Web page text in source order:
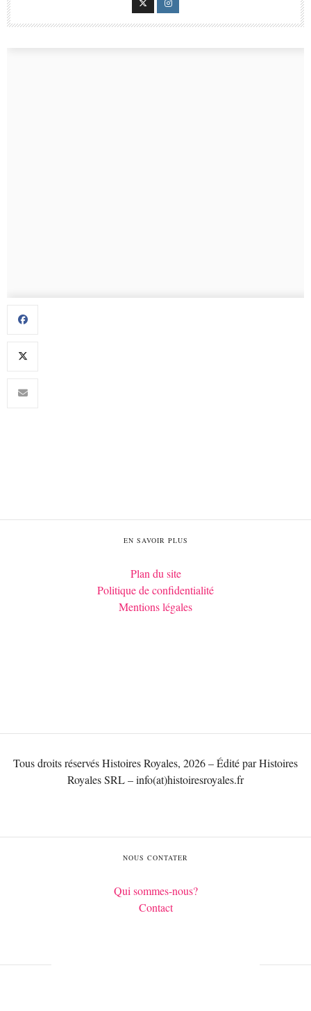
EN SAVOIR PLUS
Plan du site
Politique de confidentialité
Mentions légales
Tous droits réservés Histoires Royales, 2026 – Édité par Histoires
Royales SRL – info(at)histoiresroyales.fr
NOUS CONTATER
Qui sommes-nous?
Contact